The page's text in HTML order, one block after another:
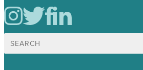
Suche
nach: